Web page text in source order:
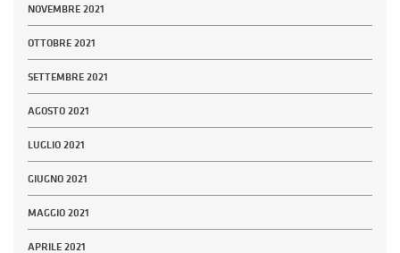
NOVEMBRE 2021
OTTOBRE 2021
SETTEMBRE 2021
AGOSTO 2021
LUGLIO 2021
GIUGNO 2021
MAGGIO 2021
APRILE 2021